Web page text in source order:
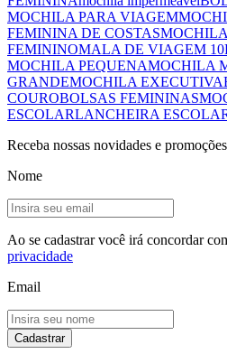
MOCHILA PARA VIAGEM
FEMININA DE COSTAS
FEMININOMALA DE VIAGEM
MOCHILA PEQUENAMOCHILA
GRANDEMOCHILA EXECUTIVA
COUROBOLSAS FEMININAS
ESCOLARLANCHEIRA
Receba nossas novidades e
Nome
Ao se cadastrar você irá concordar
privacidade
Email
Cadastrar